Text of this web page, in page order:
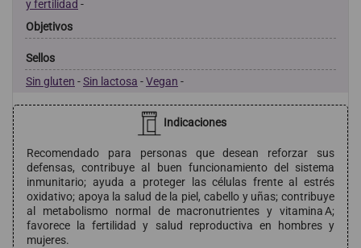
y fertilidad -
Objetivos
Sellos
Sin gluten -Sin lactosa -Vegan -
Indicaciones
Recomendado para personas que desean reforzar sus
defensas, contribuye al buen funcionamiento del sistema
inmunitario; ayuda a proteger las células frente al estrés
oxidativo; apoya la salud de la piel, cabello y uñas; contribuye
al metabolismo normal de macronutrientes y vitamina A;
favorece la fertilidad y salud reproductiva en hombres y
mujeres.